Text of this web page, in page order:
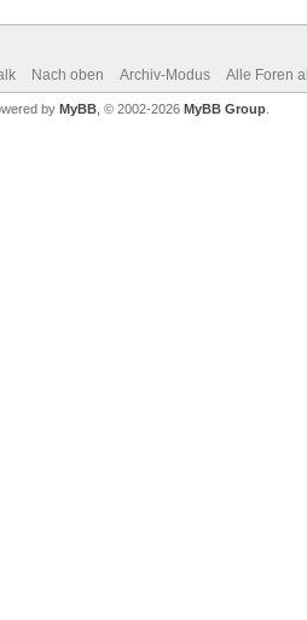
Nach oben Archiv-Modus Alle Foren
by MyBB , © 2002-2026 MyBB Group